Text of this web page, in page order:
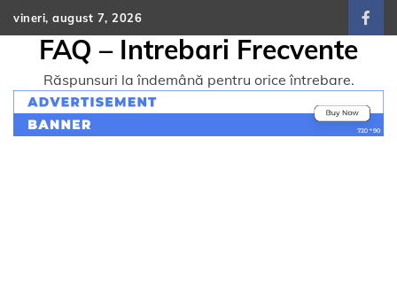
Skip
to
content
vineri, august 7, 2026
FAQ – Intrebari Frecvente
Răspunsuri la îndemână pentru orice întrebare.